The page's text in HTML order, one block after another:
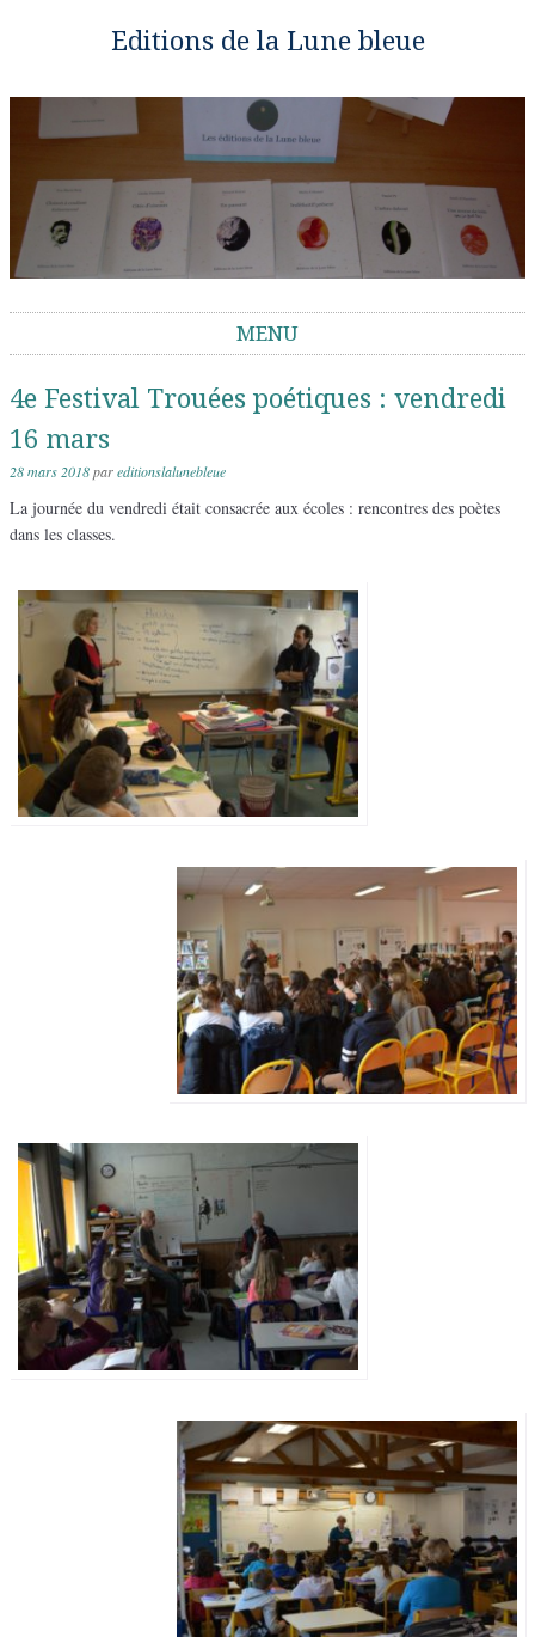
Editions de la Lune bleue
MENU
4e Festival Trouées poétiques : vendredi
16 mars
28 mars 2018pareditionslalunebleue
La journée du vendredi était consacrée aux écoles : rencontres des poètes
dans les classes.